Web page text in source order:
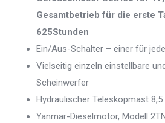
Gesamtbetrieb für die erste
625Stunden
Ein/Aus-Schalter – einer für
Vielseitig einzeln einstellbare
Scheinwerfer
Hydraulischer Teleskopmast
Yanmar-Dieselmotor, Modell